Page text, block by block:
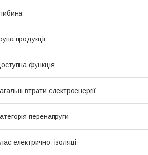
продукції
функція
втрати електроенергії
перенапруги
електричної ізоляції